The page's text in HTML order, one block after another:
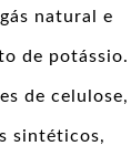
natural e
de potássio.
de celulose,
sintéticos,